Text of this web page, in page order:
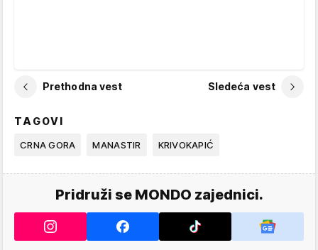
Prethodna vest Sledeća vest
TAGOVI
CRNA GORA MANASTIR KRIVOKAPIĆ
Pridruži se MONDO zajednici.